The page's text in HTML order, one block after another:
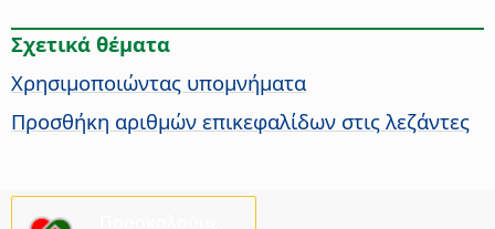
Σχετικά θέματα
Χρησιμοποιώντας υπομνήματα
Προσθήκη αριθμών επικεφαλίδων στις λεζάντες